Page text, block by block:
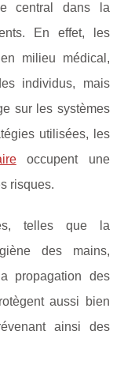
central dans la
En effet, les
milieu médical,
individus, mais
sur les systèmes
utilisées, les
occupent une
risques.
telles que la
des mains,
propagation des
aussi bien
ainsi des